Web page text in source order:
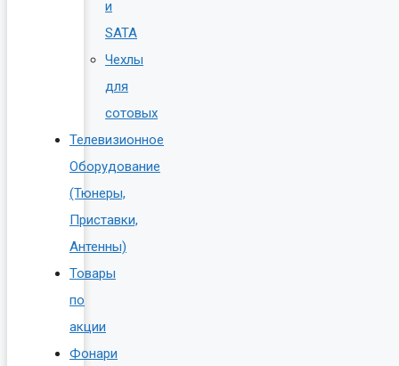
и
SATA
Чехлы
для
сотовых
Телевизионное
Оборудование
(Тюнеры,
Приставки,
Антенны)
Товары
по
акции
Фонари